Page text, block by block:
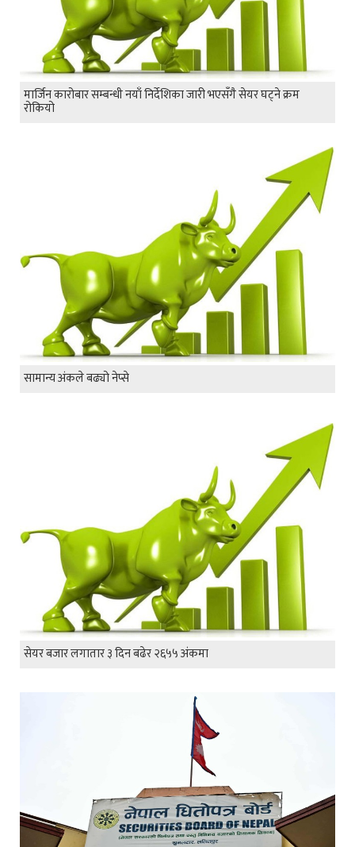
मार्जिन कारोबार सम्बन्धी नयाँ निर्देशिका जारी भएसँगै सेयर घट्ने क्रम
रोकियो
सामान्य अंकले बढ्यो नेप्से
सेयर बजार लगातार ३ दिन बढेर २६५५ अंकमा